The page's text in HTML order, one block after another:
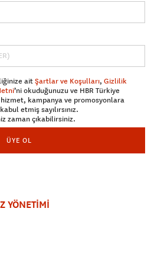
aitŞartlar ve Koşulları, Gizlilik
’ni okuduğunuzu ve HBR Türkiye
kampanya ve promosyonlara
etmiş sayılırsınız.
zaman çıkabilirsiniz.
ÜYE OL
YÖNETİMİ